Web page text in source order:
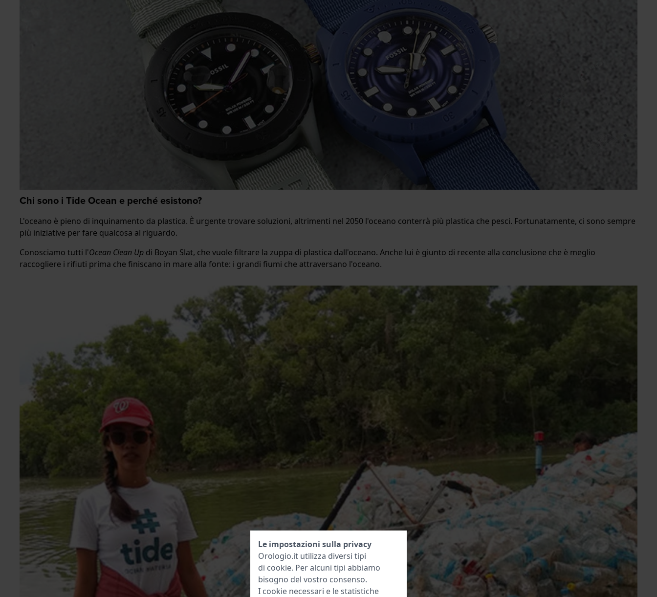
Chi sono i Tide Ocean e perché esistono?
L'oceano è pieno di inquinamento da plastica. È urgente trovare soluzioni, altrimenti nel 2050 l'oceano conterrà più plastica che pesci. Fortunatamente, ci sono sempre
più iniziative per fare qualcosa al riguardo.
Conosciamo tutti l'Ocean Clean Up di Boyan Slat, che vuole filtrare la zuppa di plastica dall'oceano. Anche lui è giunto di recente alla conclusione che è meglio
raccogliere i rifiuti prima che finiscano in mare alla fonte: i grandi fiumi che attraversano l'oceano.
Le impostazioni sulla privacy
Orologio.it utilizza diversi tipi
di cookie. Per alcuni tipi abbiamo
bisogno del vostro consenso.
I cookie necessari e le statistiche